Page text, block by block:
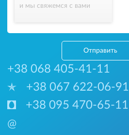
и мы свяжемся с вами
Отправить
+38 068 405-41-11
+38 067 622-06-91
+38 095 470-65-11
@